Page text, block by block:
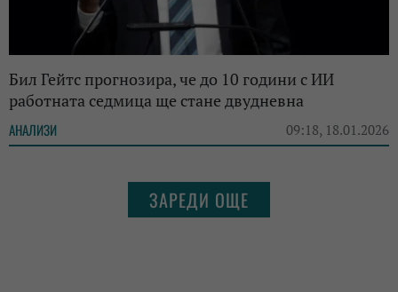
Бил Гейтс прогнозира, че до 10 години с ИИ
работната седмица ще стане двудневна
АНАЛИЗИ 09:18, 18.01.2026
ЗАРЕДИ ОЩЕ